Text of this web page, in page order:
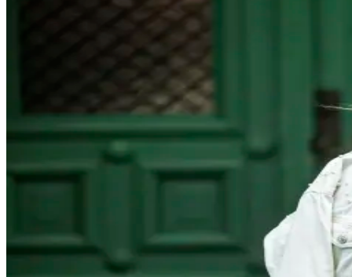
Grow Global
Exportstatistik
Invest in Blekinge
Företagsetableringar